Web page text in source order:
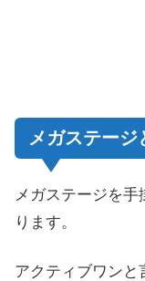
メガステージ
メガステージを手
ります。
アクティブワンと